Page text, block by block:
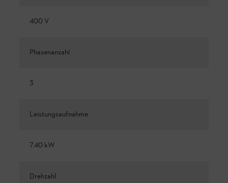
400 V
Phasenanzahl
3
Leistungsaufnahme
7.40 kW
Drehzahl